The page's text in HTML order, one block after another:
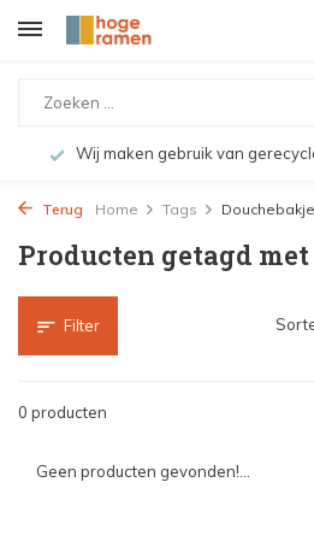
Wij maken gebruik van
Terug Home Tags Douchebakje
Producten getagd
Filter
0 producten
Geen producten gevonden!...